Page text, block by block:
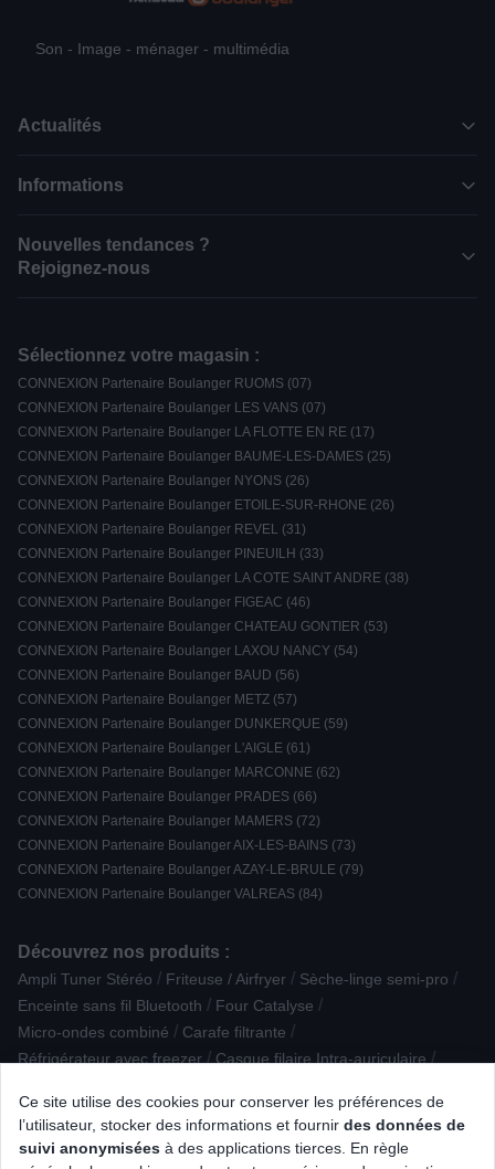
Ce site utilise des cookies pour conserver les préférences de
l’utilisateur, stocker des informations et fournir des données de
suivi anonymisées à des applications tierces. En règle
Son - Image - ménager - multimédia
Actualités
Informations
Nouvelles tendances ?
Rejoignez-nous
Sélectionnez votre magasin :
CONNEXION Partenaire Boulanger RUOMS (07)
CONNEXION Partenaire Boulanger LES VANS (07)
CONNEXION Partenaire Boulanger LA FLOTTE EN RE (17)
CONNEXION Partenaire Boulanger BAUME-LES-DAMES (25)
CONNEXION Partenaire Boulanger NYONS (26)
CONNEXION Partenaire Boulanger ETOILE-SUR-RHONE (26)
CONNEXION Partenaire Boulanger REVEL (31)
CONNEXION Partenaire Boulanger PINEUILH (33)
CONNEXION Partenaire Boulanger LA COTE SAINT ANDRE (38)
CONNEXION Partenaire Boulanger FIGEAC (46)
CONNEXION Partenaire Boulanger CHATEAU GONTIER (53)
CONNEXION Partenaire Boulanger LAXOU NANCY (54)
CONNEXION Partenaire Boulanger BAUD (56)
CONNEXION Partenaire Boulanger METZ (57)
CONNEXION Partenaire Boulanger DUNKERQUE (59)
CONNEXION Partenaire Boulanger L'AIGLE (61)
CONNEXION Partenaire Boulanger MARCONNE (62)
CONNEXION Partenaire Boulanger PRADES (66)
CONNEXION Partenaire Boulanger MAMERS (72)
CONNEXION Partenaire Boulanger AIX-LES-BAINS (73)
CONNEXION Partenaire Boulanger AZAY-LE-BRULE (79)
CONNEXION Partenaire Boulanger VALREAS (84)
Découvrez nos produits :
Ampli Tuner Stéréo / Friteuse / Airfryer / Sèche-linge semi-pro /
Enceinte sans fil Bluetooth / Four Catalyse /
Micro-ondes combiné / Carafe filtrante /
Réfrigérateur avec freezer / Casque filaire Intra-auriculaire /
Accessoire Epilation / Rasage / Robot multifonction /
Lisseur, brosse, fer et multistyler
Four Gaz / Souris / Lave-vaisselle encastrable Centrifugeuse